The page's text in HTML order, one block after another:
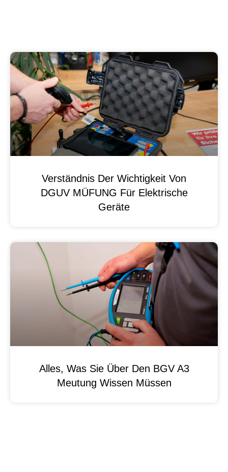
Verständnis Der Wichtigkeit Von
DGUV MÜFUNG Für Elektrische
Geräte
Alles, Was Sie Über Den BGV A3
Meutung Wissen Müssen